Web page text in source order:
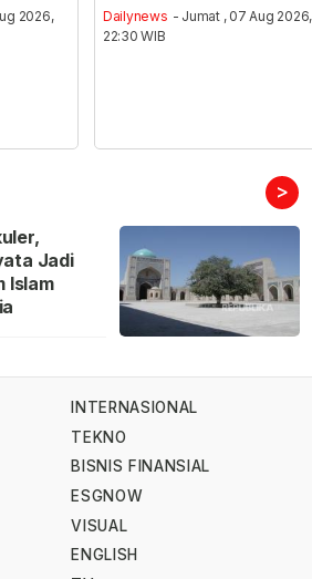
2026,
Dailynews - Jumat , 07 Aug 2026,
22:30 WIB
>
Jadi
Islam
INTERNASIONAL
TEKNO
BISNIS FINANSIAL
ESGNOW
VISUAL
ENGLISH